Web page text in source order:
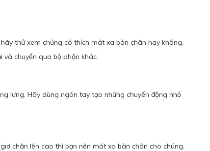
thử xem chúng có thích mát xa bàn chân hay không.
và chuyển qua bộ phận khác.
lưng. Hãy dùng ngón tay tạo những chuyển động nhỏ
chân lên cao thì bạn nên mát xa bàn chân cho chúng.